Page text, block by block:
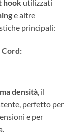
hook utilizzati
e altre
principali:
Cord:
densità, il
perfetto per
e per